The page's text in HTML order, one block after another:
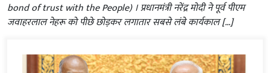
bond of trust with the People) । प्रधानमंत्री नरेंद्र मोदी ने पूर्व पीएम
जवाहरलाल नेहरू को पीछे छोड़कर लगातार सबसे लंबे कार्यकाल […]